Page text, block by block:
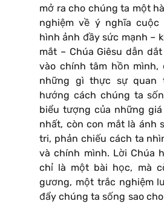
mở ra cho chúng ta một
nghiệm về ý nghĩa cuộc
hình ảnh đầy sức mạnh –
mắt – Chúa Giêsu dẫn
vào chính tâm hồn mình,
những gì thực sự quan
hướng cách chúng ta
biểu tượng của những
nhất, còn con mắt là ánh
tri, phản chiếu cách ta
và chính mình. Lời Chúa
chỉ là một bài học, mà
gương, một trắc nghiệm
đẩy chúng ta sống sao